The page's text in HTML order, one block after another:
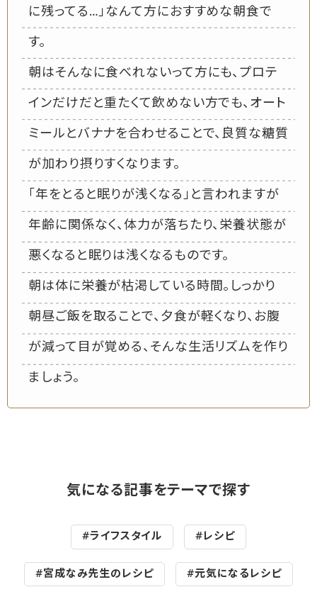
に残ってる…」なんて方におすすめな朝食で
す。
朝はそんなに食べれないって方にも、プロテ
インだけだと重たくて飲めない方でも、オート
ミールとバナナを合わせることで、良質な糖質
が加わり摂りすくなります。
「年をとると眠りが浅くなる」と言われますが
年齢に関係なく、体力が落ちたり、栄養状態が
悪くなると眠りは浅くなるものです。
朝は体に栄養が枯渇している時間。しっかり
朝昼ご飯を取ることで、夕食が軽くなり、お腹
が減って目が覚める、そんな生活リズムを作り
ましょう。
気になる記事をテーマで探す
#ライフスタイル #レシピ
#宮成なみ先生のレシピ #元気になるレシピ